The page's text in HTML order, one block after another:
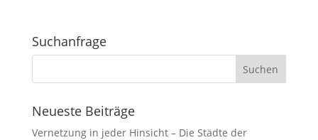
Suchanfrage
Neueste Beiträge
Vernetzung in jeder Hinsicht – Die Städte der